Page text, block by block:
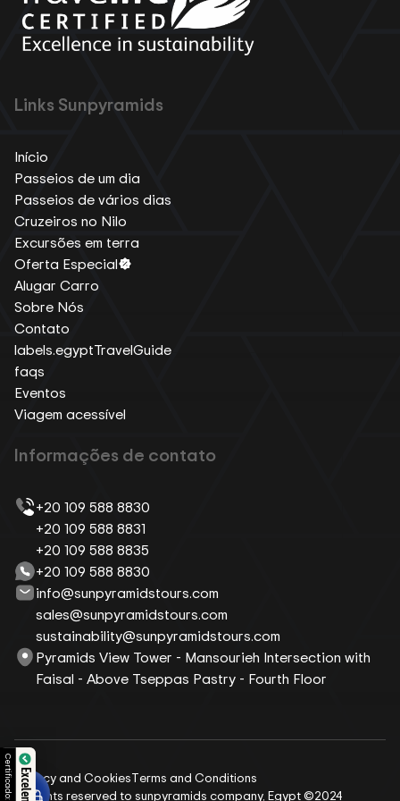
Links Sunpyramids
Início
Passeios de um dia
Passeios de vários dias
Cruzeiros no Nilo
Excursões em terra
Oferta Especial
Alugar Carro
Sobre Nós
Contato
labels.egyptTravelGuide
faqs
Eventos
Viagem acessível
Informações de contato
+20 109 588 8830
+20 109 588 8831
+20 109 588 8835
+20 109 588 8830
info@sunpyramidstours.com
sales@sunpyramidstours.com
sustainability@sunpyramidstours.com
Pyramids View Tower - Mansourieh Intersection with
Faisal - Above Tseppas Pastry - Fourth Floor
All rights reserved to sunpyramids company, Egypt ©2024
Privacy and CookiesTerms and Conditions
Certificado: